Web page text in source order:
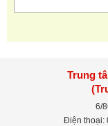
Trung
6/
Điện thoại: